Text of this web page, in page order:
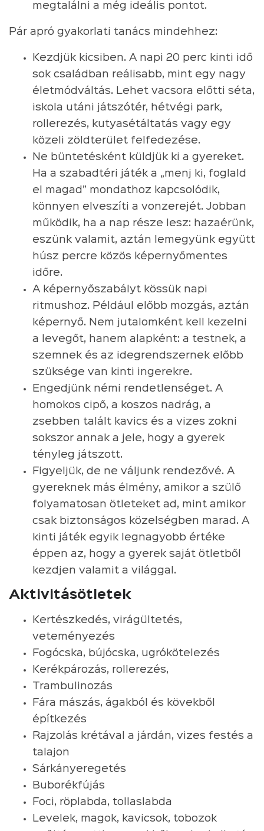
megtalálni a még ideális pontot.
Pár apró gyakorlati tanács mindehhez:
Kezdjük kicsiben. A napi 20 perc kinti idő
sok családban reálisabb, mint egy nagy
életmódváltás. Lehet vacsora előtti séta,
iskola utáni játszótér, hétvégi park,
rollerezés, kutyasétáltatás vagy egy
közeli zöldterület felfedezése.
Ne büntetésként küldjük ki a gyereket.
Ha a szabadtéri játék a „menj ki, foglald
el magad” mondathoz kapcsolódik,
könnyen elveszíti a vonzerejét. Jobban
működik, ha a nap része lesz: hazaérünk,
eszünk valamit, aztán lemegyünk együtt
húsz percre közös képernyőmentes
időre.
A képernyőszabályt kössük napi
ritmushoz. Például előbb mozgás, aztán
képernyő. Nem jutalomként kell kezelni
a levegőt, hanem alapként: a testnek, a
szemnek és az idegrendszernek előbb
szüksége van kinti ingerekre.
Engedjünk némi rendetlenséget. A
homokos cipő, a koszos nadrág, a
zsebben talált kavics és a vizes zokni
sokszor annak a jele, hogy a gyerek
tényleg játszott.
Figyeljük, de ne váljunk rendezővé. A
gyereknek más élmény, amikor a szülő
folyamatosan ötleteket ad, mint amikor
csak biztonságos közelségben marad. A
kinti játék egyik legnagyobb értéke
éppen az, hogy a gyerek saját ötletből
kezdjen valamit a világgal.
Aktivitásötletek
Kertészkedés, virágültetés,
veteményezés
Fogócska, bújócska, ugrókötelezés
Kerékpározás, rollerezés,
Trambulinozás
Fára mászás, ágakból és kövekből
építkezés
Rajzolás krétával a járdán, vizes festés a
talajon
Sárkányeregetés
Buborékfújás
Foci, röplabda, tollaslabda
Levelek, magok, kavicsok, tobozok